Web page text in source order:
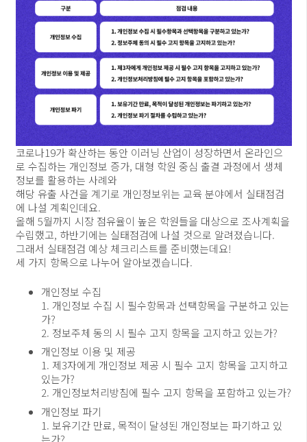
코로나19가 확산하는 동안 이러닝 산업이 성장하면서 온라인으
로 수집하는 개인정보 증가, 대형 학원 중심 출결 과정에서 생체
정보를 활용하는 사례와
해당 유출 사건을 계기로 개인정보위는 교육 분야에서 실태점검
에 나설 계획인데요.
올해 5월까지 시장 점유율이 높은 학원들을 대상으로 조사계획을
수립했고, 하반기에는 실태점검에 나설 것으로 알려졌습니다.
그래서 실태점검 예상 체크리스트를 준비했는데요!
세 가지 항목으로 나누어 알아보겠습니다.
개인정보 수집
1. 개인정보 수집 시 필수항목과 선택항목을 구분하고 있는
가?
2. 정보주체 동의 시 필수 고지 항목을 고지하고 있는가?
개인정보 이용 및 제공
1. 제3자에게 개인정보 제공 시 필수 고지 항목을 고지하고
있는가?
2. 개인정보처리방침에 필수 고지 항목을 포함하고 있는가?
개인정보 파기
1. 보유기간 만료, 목적이 달성된 개인정보는 파기하고 있
는가?